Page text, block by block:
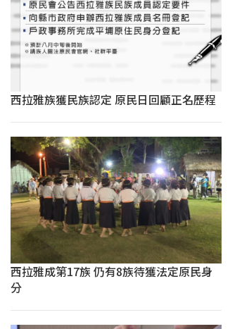
西拉雅族獲民族認定 原民日回顧正名歷程
西拉雅成第17族 仍有8族待獲法定原民身
分